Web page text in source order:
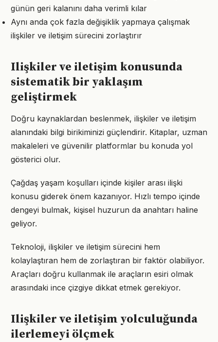
günün geri kalanını daha verimli kılar
Aynı anda çok fazla değişiklik yapmaya çalışmak
ilişkiler ve iletişim sürecini zorlaştırır
Ilişkiler ve iletişim konusunda
sistematik bir yaklaşım
geliştirmek
Doğru kaynaklardan beslenmek, ilişkiler ve iletişim
alanındaki bilgi birikiminizi güçlendirir. Kitaplar, uzman
makaleleri ve güvenilir platformlar bu konuda yol
gösterici olur.
Çağdaş yaşam koşulları içinde kişiler arası ilişki
konusu giderek önem kazanıyor. Hızlı tempo içinde
dengeyi bulmak, kişisel huzurun da anahtarı haline
geliyor.
Teknoloji, ilişkiler ve iletişim sürecini hem
kolaylaştıran hem de zorlaştıran bir faktör olabiliyor.
Araçları doğru kullanmak ile araçların esiri olmak
arasındaki ince çizgiye dikkat etmek gerekiyor.
Ilişkiler ve iletişim yolculuğunda
ilerlemeyi ölçmek